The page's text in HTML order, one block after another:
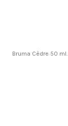
Bruma Cèdre 50 ml.